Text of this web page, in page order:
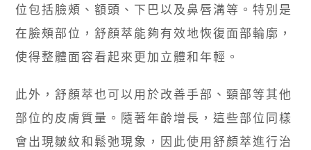
位包括臉頰、額頭、下巴以及鼻唇溝等。特別是
在臉頰部位，舒顏萃能夠有效地恢復面部輪廓，
使得整體面容看起來更加立體和年輕。
此外，舒顏萃也可以用於改善手部、頸部等其他
部位的皮膚質量。隨著年齡增長，這些部位同樣
會出現皺紋和鬆弛現象，因此使用舒顏萃進行治